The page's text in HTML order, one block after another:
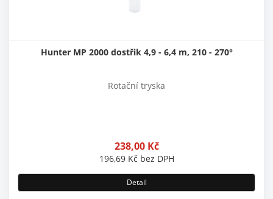
Hunter MP 2000 dostřik 4,9 - 6,4 m, 210 - 270°
Rotační tryska
238,00 Kč
196,69 Kč bez DPH
Detail